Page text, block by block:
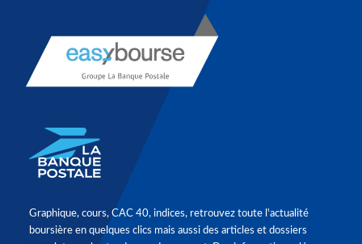
Graphique, cours, CAC 40, indices, retrouvez toute l'actualité
boursière en quelques clics mais aussi des articles et dossiers